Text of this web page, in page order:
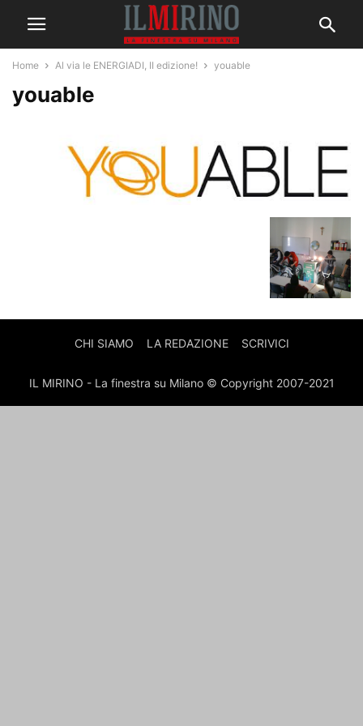
Home Al via le ENERGIADI, II edizione! youable
youable
CHI SIAMO LA REDAZIONE SCRIVICI
IL MIRINO - La finestra su Milano © Copyright 2007-2021